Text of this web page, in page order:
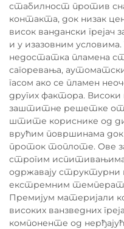
стабилност против
контакта, док низак
висок вандански грејач
и у изазовним
недостатка пламена
сагоревања,
гасом ако се пламен
других фактора. Високи
заштитне решетке
штите кориснике од
врућим површинама док
проток топлоте. Ове
строгим испитивањима
одржавају
екстремним
Премијум материјали
високих ванзведних
компоненте од